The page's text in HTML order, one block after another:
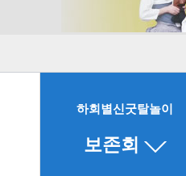
하회별신굿탈놀이
보존회